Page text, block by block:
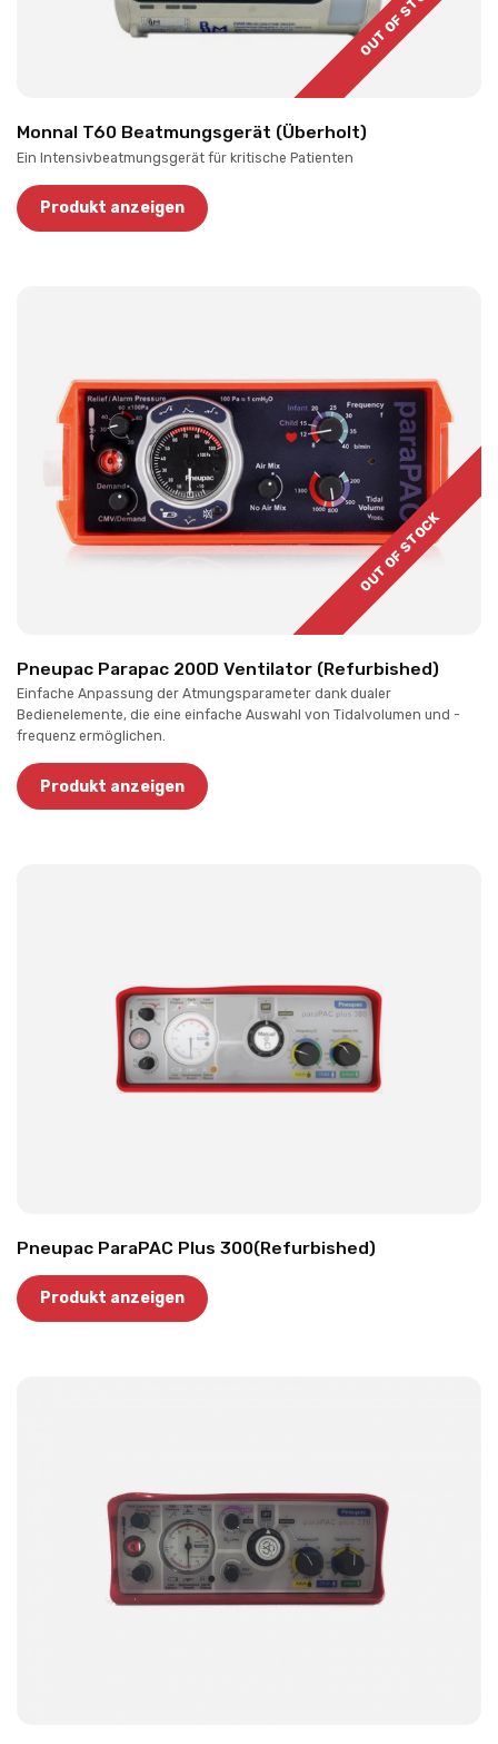
Monnal T60 Beatmungsgerät (Überholt)
Ein Intensivbeatmungsgerät für kritische Patienten
Produkt anzeigen
OUT OF STOCK
Pneupac Parapac 200D Ventilator (Refurbished)
Einfache Anpassung der Atmungsparameter dank dualer
Bedienelemente, die eine einfache Auswahl von Tidalvolumen und -
frequenz ermöglichen.
Produkt anzeigen
Pneupac ParaPAC Plus 300(Refurbished)
Produkt anzeigen